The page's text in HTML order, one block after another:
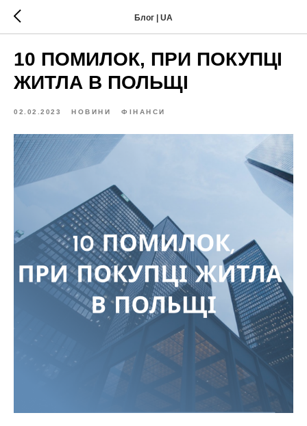
Блог | UA
10 ПОМИЛОК, ПРИ ПОКУПЦІ
ЖИТЛА В ПОЛЬЩІ
02.02.2023 НОВИНИ ФІНАНСИ